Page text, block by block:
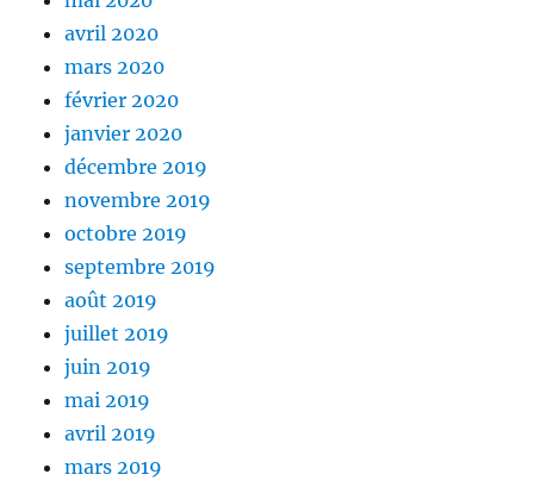
avril 2020
mars 2020
février 2020
janvier 2020
décembre 2019
novembre 2019
octobre 2019
septembre 2019
août 2019
juillet 2019
juin 2019
mai 2019
avril 2019
mars 2019